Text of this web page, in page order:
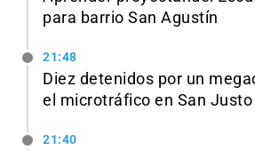
para barrio San Agustín
21:48
Diez detenidos por un
el microtráfico en San Justo
21:40